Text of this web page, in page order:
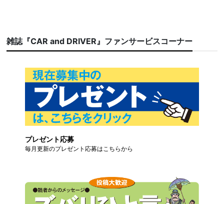
雑誌『CAR and DRIVER』ファンサービスコーナー
プレゼント応募
毎月更新のプレゼント応募はこちらから